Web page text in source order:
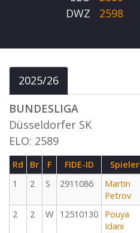
DWZ
2598
2025/26
BUNDESLIGA
Düsseldorfer SK
ELO: 2589
Rd Br F FIDE-ID Spieler
1
2 S 2911086
Martin
Petrov
2
2 W 12510130
Pouya
Idani